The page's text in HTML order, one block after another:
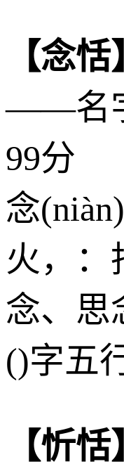
【念恬
——名
99分
念
火 ，：
念、思
()字五
【忻恬